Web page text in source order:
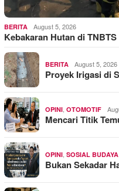
BERITA August 5, 2026
Kebakaran Hutan di
BERITA August 5, 2026
Proyek Irigasi di
OPINI OTOMOTIF
Mencari Titik
OPINI SOSIAL BUDAYA
Bukan Sekadar